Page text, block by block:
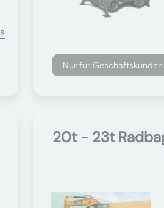
Nur für Geschäftskunden
20t - 23t